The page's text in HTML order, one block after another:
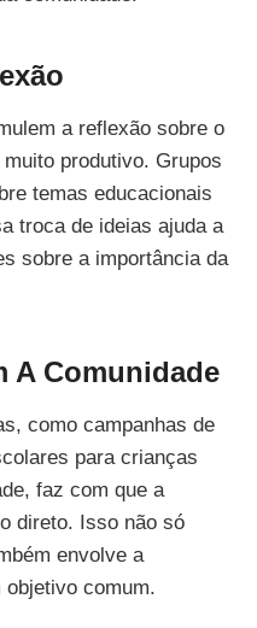
a reflexão sobre o
produtivo. Grupos
temas educacionais
troca de ideias ajuda a
sobre a importância da
A Comunidade
como campanhas de
para crianças
faz com que a
direto. Isso não só
envolve a
objetivo comum.